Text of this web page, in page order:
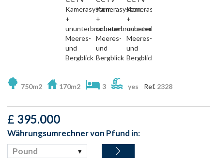
750m2 170m2 3 yes Ref. 2328
£ 395.000
Währungsumrechner von Pfund in:
Pound